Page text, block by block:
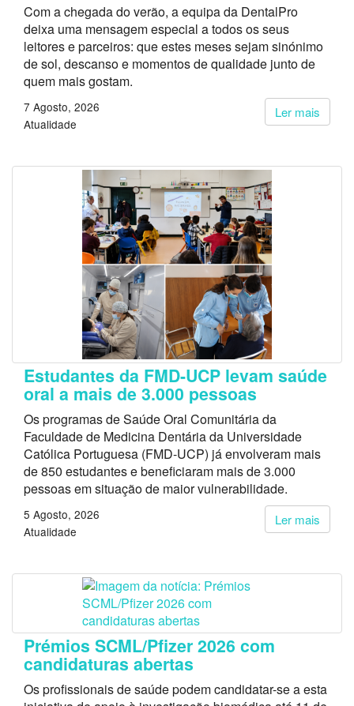
Com a chegada do verão, a equipa da DentalPro
deixa uma mensagem especial a todos os seus
leitores e parceiros: que estes meses sejam sinónimo
de sol, descanso e momentos de qualidade junto de
quem mais gostam.
Ler mais
7 Agosto, 2026
Atualidade
Estudantes da FMD-UCP levam saúde
oral a mais de 3.000 pessoas
Os programas de Saúde Oral Comunitária da
Faculdade de Medicina Dentária da Universidade
Católica Portuguesa (FMD-UCP) já envolveram mais
de 850 estudantes e beneficiaram mais de 3.000
pessoas em situação de maior vulnerabilidade.
Ler mais
5 Agosto, 2026
Atualidade
Prémios SCML/Pfizer 2026 com
candidaturas abertas
Os profissionais de saúde podem candidatar-se a esta